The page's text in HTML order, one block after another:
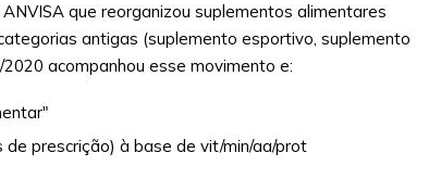
que reorganizou suplementos alimentares
antigas (suplemento esportivo, suplemento
acompanhou esse movimento e:
prescrição) à base de vit/min/aa/prot